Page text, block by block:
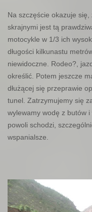
Na szczęście okazuje
skrajnymi jest tą
motocykle w 1/3 ich
długości kilkunastu
niewidoczne. Rodeo?,
określić. Potem jeszcze
dłużącej się przeprawie
tunel. Zatrzymujemy się
wylewamy wodę z butów
powoli schodzi,
wspanialsze.